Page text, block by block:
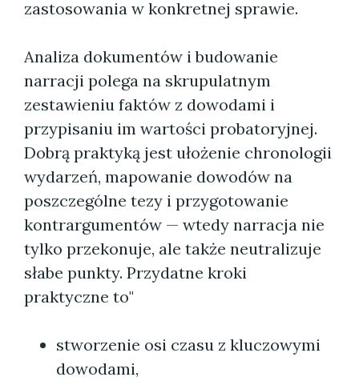
zastosowania w konkretnej sprawie.
Analiza dokumentów i budowanie
narracji polega na skrupulatnym
zestawieniu faktów z dowodami i
przypisaniu im wartości probatoryjnej.
Dobrą praktyką jest ułożenie chronologii
wydarzeń, mapowanie dowodów na
poszczególne tezy i przygotowanie
kontrargumentów — wtedy narracja nie
tylko przekonuje, ale także neutralizuje
słabe punkty. Przydatne kroki
praktyczne to"
stworzenie osi czasu z kluczowymi
dowodami,